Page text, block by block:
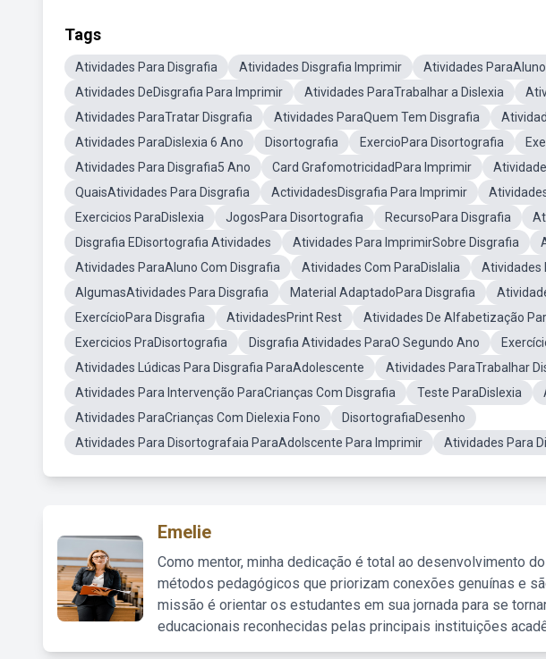
Tags
Atividades Para Disgrafia Atividades Disgrafia Imprimir Atividades
Atividades DeDisgrafia Para Imprimir
Atividades ParaTrabalhar a Dislexia
Atividades ParaTratar Disgrafia
Atividades ParaQuem Tem Disgrafia
Atividades ParaDislexia 6 Ano
Disortografia ExercioPara Disortografia
Atividades Para Disgrafia5 Ano
Card GrafomotricidadPara Imprimir
QuaisAtividades Para Disgrafia
ActividadesDisgrafia Para Imprimir
Exercicios ParaDislexia
JogosPara Disortografia RecursoPara Disgrafia
Disgrafia EDisortografia Atividades
Atividades Para ImprimirSobre Disgrafia
Atividades ParaAluno Com Disgrafia
Atividades Com ParaDislalia
Atividades
AlgumasAtividades Para Disgrafia
Material AdaptadoPara Disgrafia
ExercícioPara Disgrafia
AtividadesPrint Rest Atividades De Alfabetização
Exercicios PraDisortografia
Disgrafia Atividades ParaO Segundo Ano
Atividades Lúdicas Para Disgrafia ParaAdolescente
Atividades ParaTrabalhar
Atividades Para Intervenção ParaCrianças Com Disgrafia
Teste ParaDislexia
Atividades ParaCrianças Com Dielexia Fono
DisortografiaDesenho
Atividades Para Disortografaia ParaAdolscente Para Imprimir
Atividades Para
Emelie
Como mentor, minha dedicação é total ao desenvolvimento
métodos pedagógicos que priorizam conexões genuínas e
missão é orientar os estudantes em sua jornada para se
educacionais reconhecidas pelas principais instituições